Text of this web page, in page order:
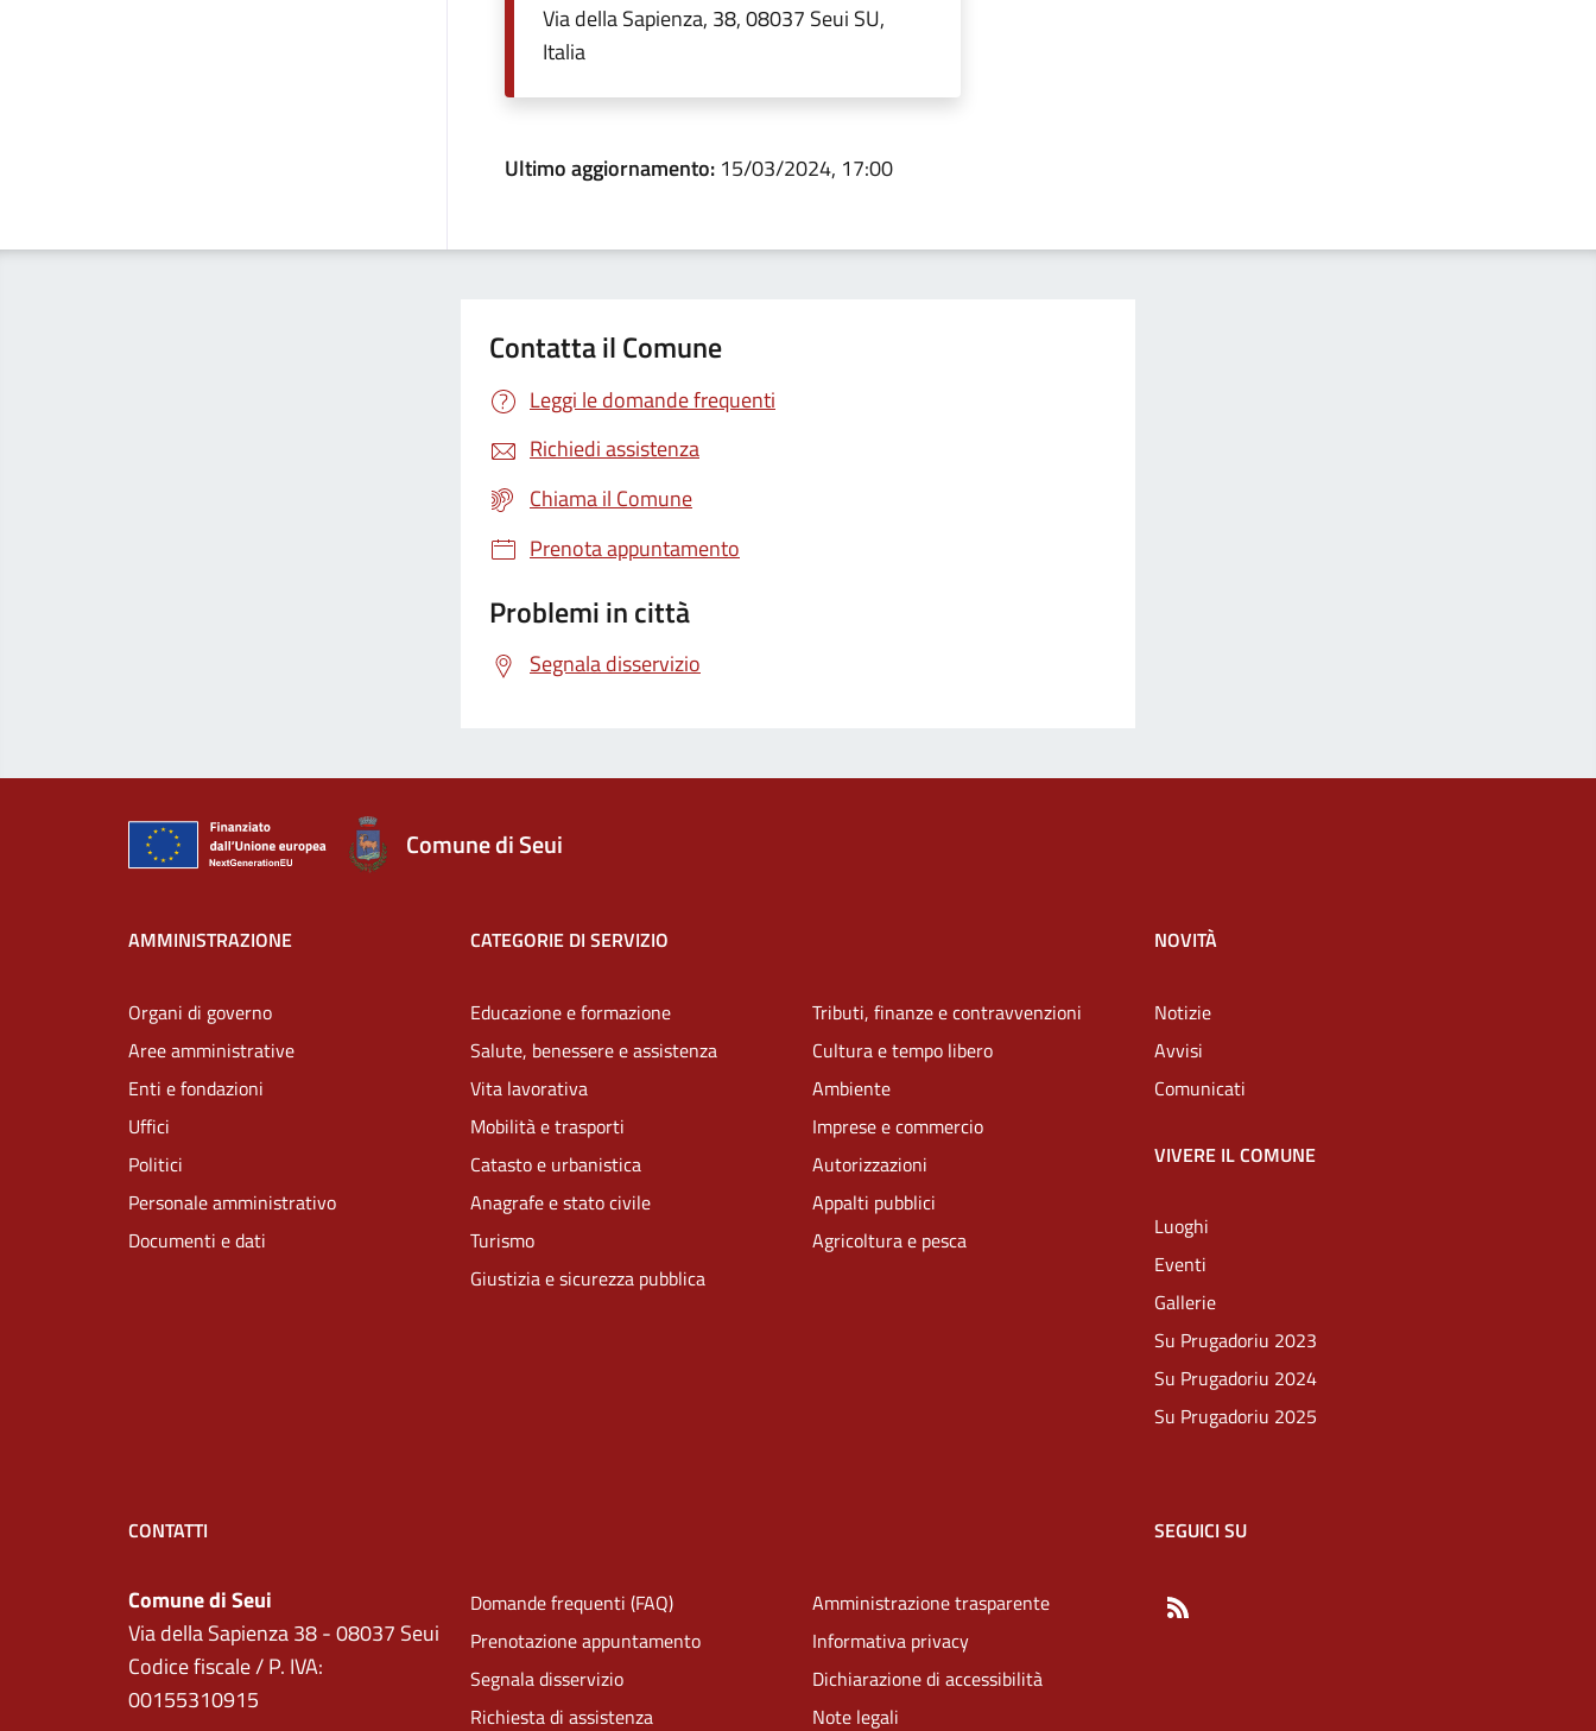
Via della Sapienza, 38, 08037 Seui SU,
Italia
Ultimo aggiornamento: 15/03/2024, 17:00
Contatta il Comune
Leggi le domande frequenti
Richiedi assistenza
Chiama il Comune
Prenota appuntamento
Problemi in città
Segnala disservizio
Comune di Seui
AMMINISTRAZIONE
Organi di governo
Aree amministrative
Enti e fondazioni
Uffici
Politici
Personale amministrativo
Documenti e dati
CATEGORIE DI SERVIZIO
Educazione e formazione
Salute, benessere e assistenza
Vita lavorativa
Mobilità e trasporti
Catasto e urbanistica
Anagrafe e stato civile
Turismo
Giustizia e sicurezza pubblica
Tributi, finanze e contravvenzioni
Cultura e tempo libero
Ambiente
Imprese e commercio
Autorizzazioni
Appalti pubblici
Agricoltura e pesca
NOVITÀ
Notizie
Avvisi
Comunicati
VIVERE IL COMUNE
Luoghi
Eventi
Gallerie
Su Prugadoriu 2023
Su Prugadoriu 2024
Su Prugadoriu 2025
CONTATTI
Comune di Seui
Via della Sapienza 38 - 08037 Seui
Codice fiscale / P. IVA:
00155310915
Domande frequenti (FAQ)
Prenotazione appuntamento
Segnala disservizio
Richiesta di assistenza
Amministrazione trasparente
Informativa privacy
Dichiarazione di accessibilità
Note legali
SEGUICI SU